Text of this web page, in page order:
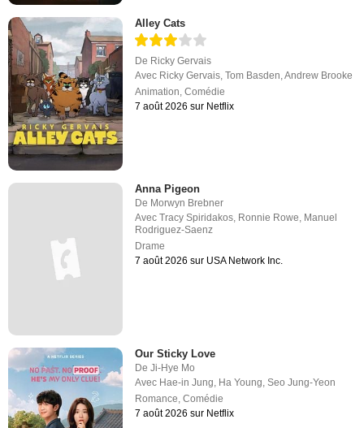
Alley Cats
De Ricky Gervais
Avec Ricky Gervais,Tom Basden,Andrew Brooke
Animation,Comédie
7 août 2026 sur Netflix
Anna Pigeon
De Morwyn Brebner
AvecTracy Spiridakos Ronnie Rowe Manuel
Rodriguez-Saenz
Drame
7 août 2026 sur USA Network Inc.
Our Sticky Love
DeJi-Hye Mo
Avec Hae-in Jung, Ha Young,Seo Jung-Yeon
Romance,Comédie
7 août 2026 sur Netflix